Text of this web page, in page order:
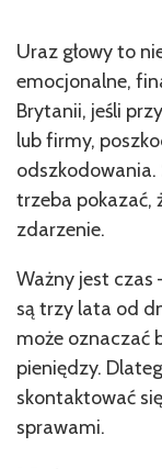
Uraz głowy to
emocjonalne,
Brytanii, jeśli
lub firmy,
trzeba pokazać,
zdarzenie.
Ważny jest czas
są trzy lata od
może oznaczać
pieniędzy.
skontaktować
sprawami.